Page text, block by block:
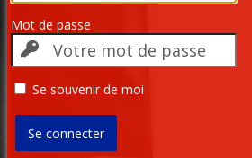
Mot de passe
Se souvenir de moi